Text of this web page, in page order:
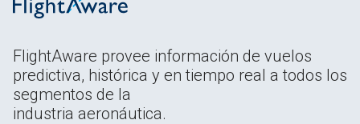
FlightAware provee información de vuelos
predictiva, histórica y en tiempo real a todos los
segmentos de la
industria aeronáutica.